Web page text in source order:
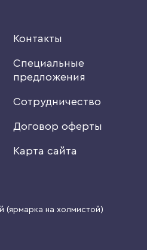
Контакты
Специальные
предложения
Сотрудничество
Договор оферты
Карта сайта
(ярмарка на холмистой)